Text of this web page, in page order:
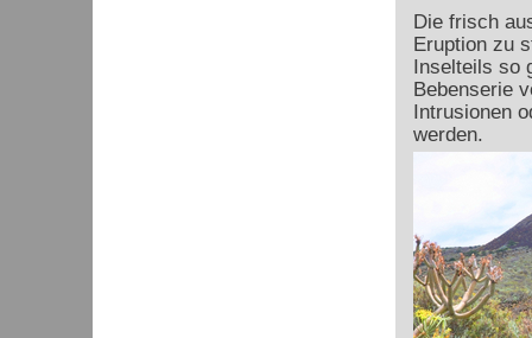
Die frisch
Eruption zu
Inselteils so
Bebenserie
Intrusionen
werden.